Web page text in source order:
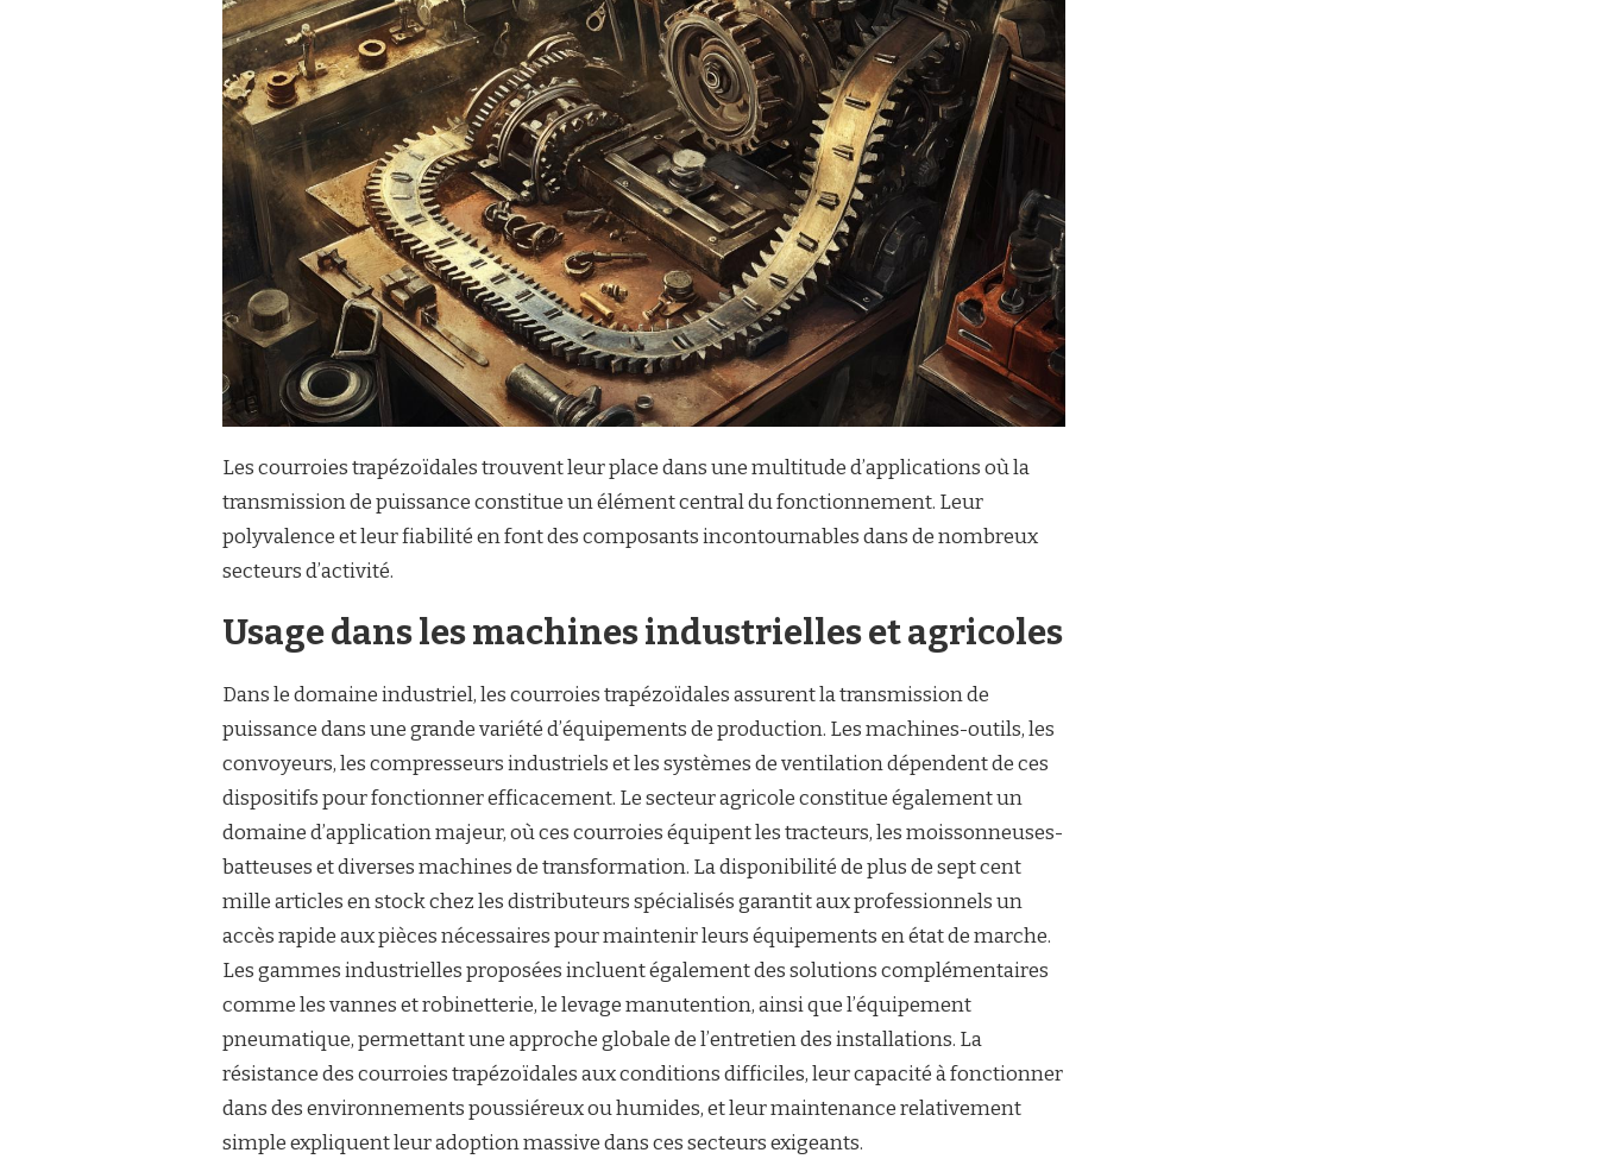
Les courroies trapézoïdales trouvent leur place dans une multitude d’applications où la
transmission de puissance constitue un élément central du fonctionnement. Leur
polyvalence et leur fiabilité en font des composants incontournables dans de nombreux
secteurs d’activité.
Usage dans les machines industrielles et agricoles
Dans le domaine industriel, les courroies trapézoïdales assurent la transmission de
puissance dans une grande variété d’équipements de production. Les machines-outils, les
convoyeurs, les compresseurs industriels et les systèmes de ventilation dépendent de ces
dispositifs pour fonctionner efficacement. Le secteur agricole constitue également un
domaine d’application majeur, où ces courroies équipent les tracteurs, les moissonneuses-
batteuses et diverses machines de transformation. La disponibilité de plus de sept cent
mille articles en stock chez les distributeurs spécialisés garantit aux professionnels un
accès rapide aux pièces nécessaires pour maintenir leurs équipements en état de marche.
Les gammes industrielles proposées incluent également des solutions complémentaires
comme les vannes et robinetterie, le levage manutention, ainsi que l’équipement
pneumatique, permettant une approche globale de l’entretien des installations. La
résistance des courroies trapézoïdales aux conditions difficiles, leur capacité à fonctionner
dans des environnements poussiéreux ou humides, et leur maintenance relativement
simple expliquent leur adoption massive dans ces secteurs exigeants.